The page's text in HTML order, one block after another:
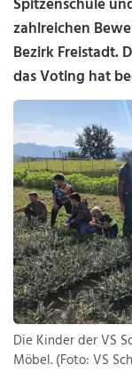
Spitzenschule
zahlreichen
Bezirk Freistadt.
das Voting hat
Die Kinder der VS
Möbel. (Foto: VS